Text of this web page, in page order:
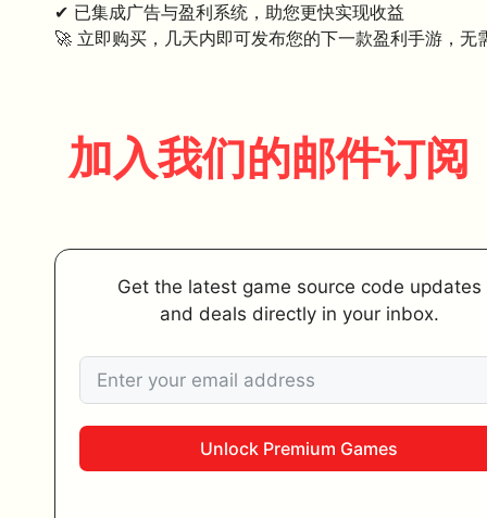
✔ 已集成广告与盈利系统，助您更快实现收益
🚀 立即购买，几天内即可发布您的下一款盈利手游，无
加入我们的邮件订阅
Get the latest game source code updates
and deals directly in your inbox.
Unlock Premium Games